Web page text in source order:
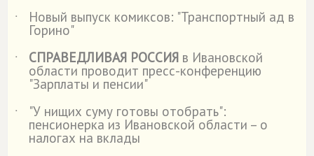
˙ Новый выпуск комиксов: "Транспортный ад в
Горино"
˙
СПРАВЕДЛИВАЯ РОССИЯ в Ивановской
области проводит пресс-конференцию
"Зарплаты и пенсии"
˙
"У нищих суму готовы отобрать":
пенсионерка из Ивановской области – о
налогах на вклады